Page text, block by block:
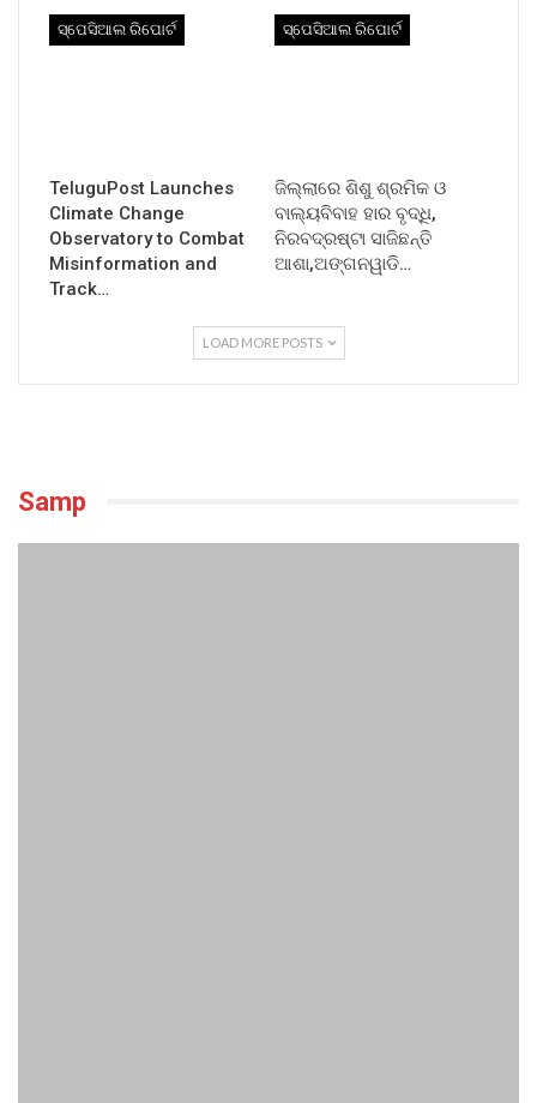
ସ୍ପେସିଆଲ ରିପୋର୍ଟ
TeluguPost Launches
Climate Change
Observatory to Combat
Misinformation and
Track…
ସ୍ପେସିଆଲ ରିପୋର୍ଟ
ଜିଲ୍ଲାରେ ଶିଶୁ ଶ୍ରମିକ ଓ
ବାଲ୍ୟବିବାହ ହାର ବୃଦ୍ଧି,
ନିରବଦ୍ରଷ୍ଟା ସାଜିଛନ୍ତି
ଆଶା,ଅଙ୍ଗନୱାଡି…
LOAD MORE POSTS
Samp